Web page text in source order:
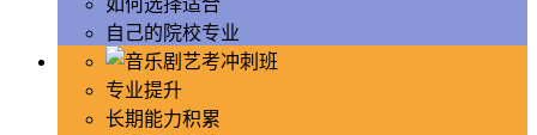
自己的院校专业
专业提升
长期能力积累